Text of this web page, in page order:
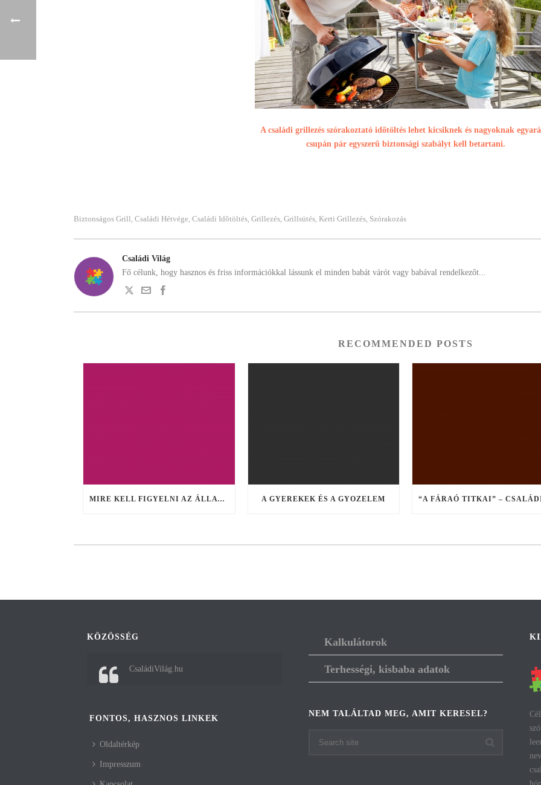
A családi grillezés szórakoztató időtöltés lehet kicsiknek és nagyoknak
csupán pár egyszerű biztonsági szabályt kell betartani.
Biztonságos Grill, Családi Hétvége, Családi Idõtöltés, Grillezés, Grillsütés, Kerti Grillezés, Szórakozás
Családi Világ
Fő célunk, hogy hasznos és friss információkkal lássunk el minden babát várót vagy babával rendelkezőt...
RECOMMENDED POSTS
MIRE KELL FIGYELNI AZ ÁLLATKERTI SÉTA KÖZBEN? A GYEREKEK ÉS A GYOZELEM
KÖZÖSSÉG
CsaládiVilág.hu
FONTOS, HASZNOS LINKEK
Oldaltérkép
Impresszum
Kalkulátorok
Terhességi, kisbaba adatok
NEM TALÁLTAD MEG, AMIT KERESEL?